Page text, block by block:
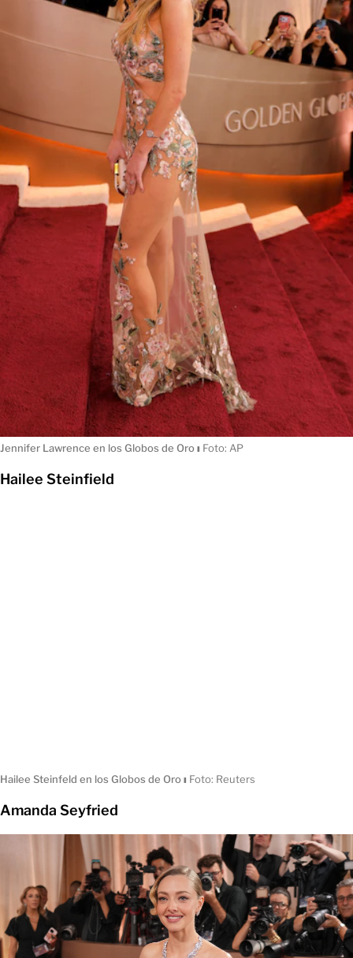
Jennifer Lawrence en los Globos de Oroı Foto: AP
Hailee Steinfield
Amanda Seyfried